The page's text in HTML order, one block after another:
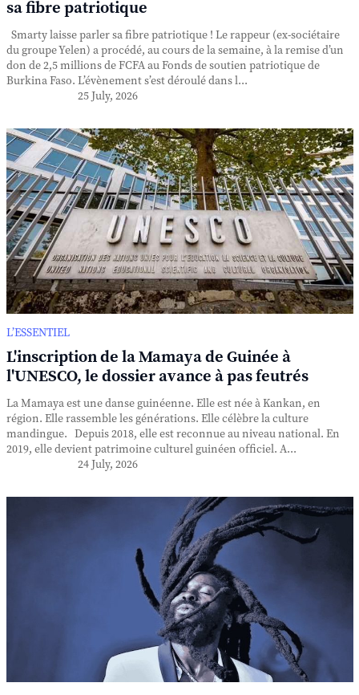
sa fibre patriotique
Smarty laisse parler sa fibre patriotique ! Le rappeur (ex-sociétaire
du groupe Yelen) a procédé, au cours de la semaine, à la remise d’un
don de 2,5 millions de FCFA au Fonds de soutien patriotique de
Burkina Faso. L’évènement s’est déroulé dans l...
25 July, 2026
L’ESSENTIEL
L'inscription de la Mamaya de Guinée à
l'UNESCO, le dossier avance à pas feutrés
La Mamaya est une danse guinéenne. Elle est née à Kankan, en
région. Elle rassemble les générations. Elle célèbre la culture
mandingue. Depuis 2018, elle est reconnue au niveau national. En
2019, elle devient patrimoine culturel guinéen officiel. A...
24 July, 2026